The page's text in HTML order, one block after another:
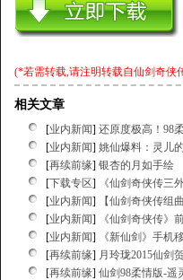
(*若需转载,请注明转载自仙剑奇侠
相关文章
[业内新闻] 还原度极高！98
[业内新闻] 姚仙爆料：灵儿
[再续前缘] 银杏的月如手绘
[下载专区]
《仙剑奇侠传三
[业内新闻]
【仙剑奇侠传组
[业内新闻]
《仙剑奇侠传》
[业内新闻]
《新仙剑》手机
[再续前缘] 月玲珑2015仙剑
[再续前缘] 仙剑98柔情版-遥